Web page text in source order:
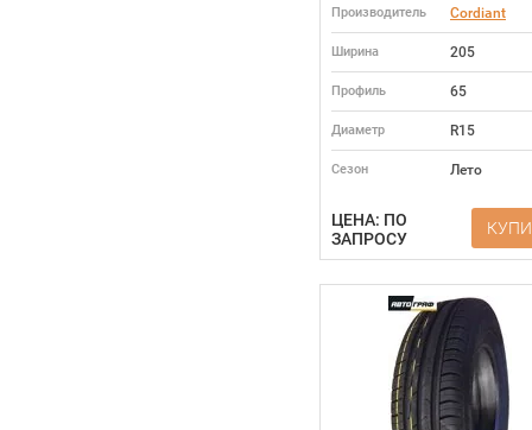
Производитель Cordiant
Ширина 205
Профиль 65
Диаметр R15
Сезон Лето
ЦЕНА: ПО
ЗАПРОСУ